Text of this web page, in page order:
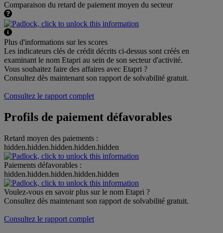
Comparaison du retard de paiement moyen du secteur
Plus d'informations sur les scores
Les indicateurs clés de crédit décrits ci-dessus sont créés en
examinant le nom Etapri au sein de son secteur d'activité.
Vous souhaitez faire des affaires avec Etapri ?
Consultez dès maintenant son rapport de solvabilité gratuit.
Consultez le rapport complet
Profils de paiement défavorables
Retard moyen des paiements :
hidden.hidden.hidden.hidden.hidden
Paiements défavorables :
hidden.hidden.hidden.hidden.hidden
Voulez-vous en savoir plus sur le nom Etapri ?
Consultez dès maintenant son rapport de solvabilité gratuit.
Consultez le rapport complet